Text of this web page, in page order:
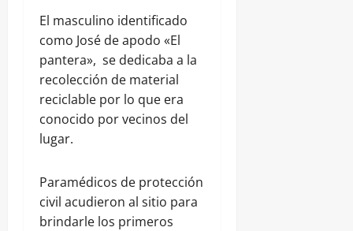
El masculino identificado
como José de apodo «El
pantera», se dedicaba a la
recolección de material
reciclable por lo que era
conocido por vecinos del
lugar.
Paramédicos de protección
civil acudieron al sitio para
brindarle los primeros